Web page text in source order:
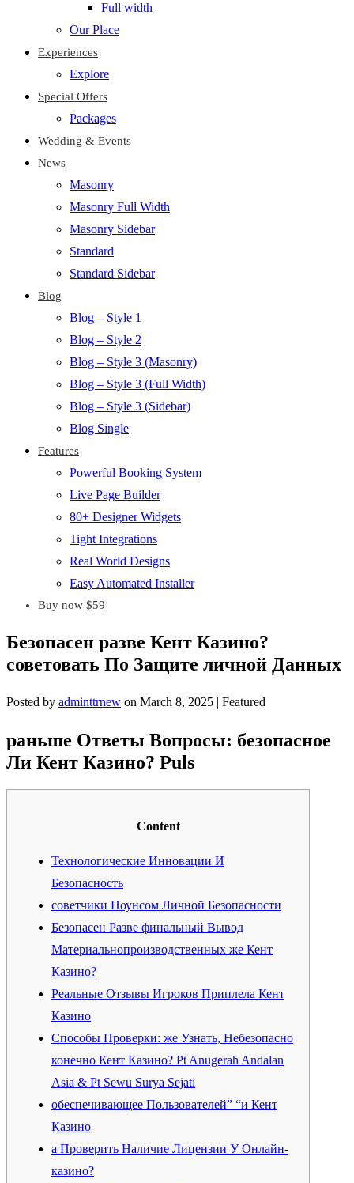
Full width
Our Place
Experiences
Explore
Special Offers
Packages
Wedding & Events
News
Masonry
Masonry Full Width
Masonry Sidebar
Standard
Standard Sidebar
Blog
Blog – Style 1
Blog – Style 2
Blog – Style 3 (Masonry)
Blog – Style 3 (Full Width)
Blog – Style 3 (Sidebar)
Blog Single
Features
Powerful Booking System
Live Page Builder
80+ Designer Widgets
Tight Integrations
Real World Designs
Easy Automated Installer
Buy now $59
Безопасен разве Кент Казино?
советовать По Защите личной Данных
Posted by adminttrnew on March 8, 2025 | Featured
раньше Ответы Вопросы: безопасное
Ли Кент Казино? Puls
Content
Технологические Инновации И
Безопасность
советчики Ноунсом Личной Безопасности
Безопасен Разве финальный Вывод
Материальнопроизводственных же Кент
Казино?
Реальные Отзывы Игроков Приплела Кент
Казино
Способы Проверки: же Узнать, Небезопасно
конечно Кент Казино? Pt Anugerah Andalan
Asia & Pt Sewu Surya Sejati
обеспечивающее Пользователей” “и Кент
Казино
а Проверить Наличие Лицензии У Онлайн-
казино?